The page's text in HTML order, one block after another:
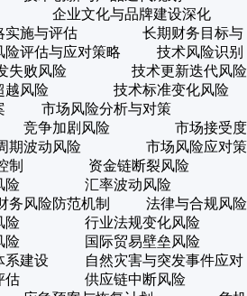
企业文化与品牌建设深化
施与评估 长期财务目标与
险评估与应对策略 技术风险识别
败风险 技术更新迭代风险
风险 技术标准变化风险
市场风险分析与对策
竞争加剧风险 市场接受度
波动风险 市场风险应对策
控制 资金链断裂风险
风险 汇率波动风险
险防范机制 法律与合规风险
行业法规变化风险
国际贸易壁垒风险
设 自然灾害与突发事件应对
估 供应链中断风险